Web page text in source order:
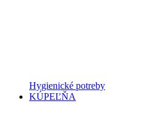
Hygienické potreby
KÚPEĽŇA